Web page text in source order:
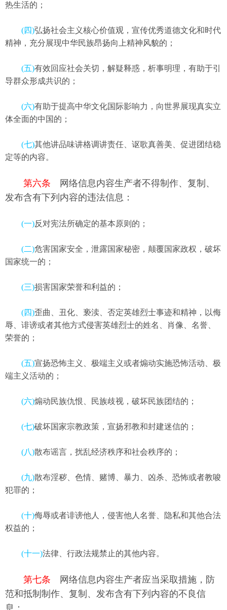
热生活的；
(四)弘扬社会主义核心价值观，宣传优秀道德文化和时代
精神，充分展现中华民族昂扬向上精神风貌的；
(五)有效回应社会关切，解疑释惑，析事明理，有助于引
导群众形成共识的；
(六)有助于提高中华文化国际影响力，向世界展现真实立
体全面的中国的；
(七)其他讲品味讲格调讲责任、讴歌真善美、促进团结稳
定等的内容。
第六条 网络信息内容生产者不得制作、复制、
发布含有下列内容的违法信息：
(一)反对宪法所确定的基本原则的；
(二)危害国家安全，泄露国家秘密，颠覆国家政权，破坏
国家统一的；
(三)损害国家荣誉和利益的；
(四)歪曲、丑化、亵渎、否定英雄烈士事迹和精神，以侮
辱、诽谤或者其他方式侵害英雄烈士的姓名、肖像、名誉、
荣誉的；
(五)宣扬恐怖主义、极端主义或者煽动实施恐怖活动、极
端主义活动的；
(六)煽动民族仇恨、民族歧视，破坏民族团结的；
(七)破坏国家宗教政策，宣扬邪教和封建迷信的；
(八)散布谣言，扰乱经济秩序和社会秩序的；
(九)散布淫秽、色情、赌博、暴力、凶杀、恐怖或者教唆
犯罪的；
(十)侮辱或者诽谤他人，侵害他人名誉、隐私和其他合法
权益的；
(十一)法律、行政法规禁止的其他内容。
第七条 网络信息内容生产者应当采取措施，防
范和抵制制作、复制、发布含有下列内容的不良信
息：